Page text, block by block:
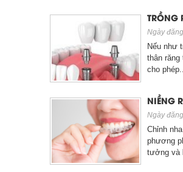
TRỒNG
Ngày
Nếu như
thân răng
cho
NIỀNG
Ngày
Chỉnh
phương
tưởng và